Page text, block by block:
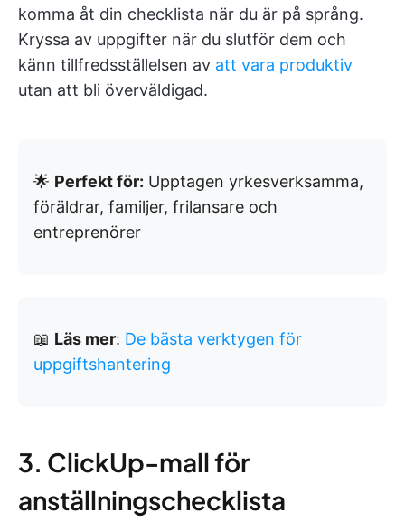
komma åt din checklista när du är på språng.
Kryssa av uppgifter när du slutför dem och
känn tillfredsställelsen av att vara produktiv
utan att bli överväldigad.
🌟 Perfekt för: Upptagen yrkesverksamma,
föräldrar, familjer, frilansare och
entreprenörer
📖 Läs mer: De bästa verktygen för
uppgiftshantering
3. ClickUp-mall för
anställningschecklista